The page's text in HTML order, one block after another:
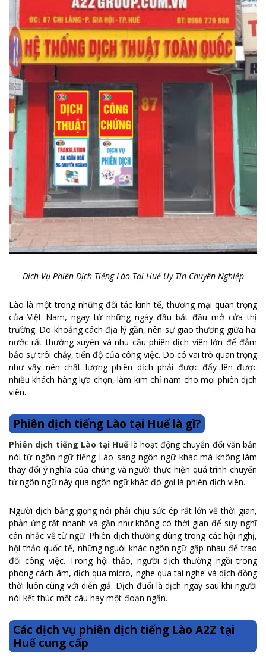
Dịch Vụ Phiên Dịch Tiếng Lào Tại Huế Uy Tín Chuyên Nghiệp
Lào là một trong những đối tác kinh tế, thương mại quan trọng
của Việt Nam, ngay từ những ngày đầu bắt đầu mở cửa thị
trường. Do khoảng cách địa lý gần, nên sự giao thương giữa hai
nước rất thường xuyên và nhu cầu phiên dịch viên lớn để đảm
bảo sự trôi chảy, tiến độ của công việc. Do có vai trò quan trọng
như vậy nên chất lượng phiên dịch phải được đẩy lên được
nhiều khách hàng lựa chọn, làm kim chỉ nam cho mọi phiên dịch
viên.
Phiên dịch tiếng Lào tại Huế là gì?
Phiên dịch tiếng Lào tại Huếlà hoạt động chuyển đổi văn bản
nói từ ngôn ngữ tiếng Lào sang ngôn ngữ khác mà không làm
thay đổi ý nghĩa của chúng và người thực hiện quá trình chuyển
từ ngôn ngữ này qua ngôn ngữ khác đó gọi là phiên dịch viên.
Người dịch bằng giọng nói phải chịu sức ép rất lớn về thời gian,
phản ứng rất nhanh và gần như không có thời gian để suy nghĩ
cân nhắc về từ ngữ. Phiên dịch thường dùng trong các hội nghị,
hội thảo quốc tế, những nguòi khác ngôn ngữ gặp nhau để trao
đổi công việc. Trong hội thảo, người dịch thường ngồi trong
phòng cách âm, dịch qua micro, nghe qua tai nghe và dịch đồng
thời luôn cùng với diễn giả. Dịch đuổi là dịch ngay sau khi người
nói kết thúc một câu hay một đoạn ngắn.
Các dịch vụ phiên dịch tiếng Lào A2Z tại
Huế cung cấp